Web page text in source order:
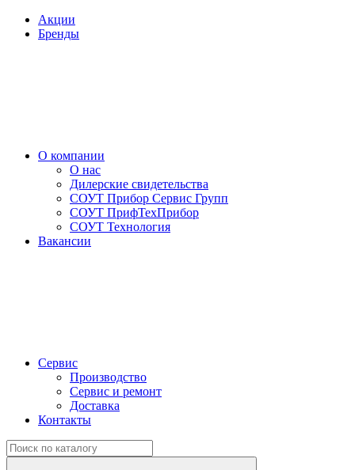
Акции
Бренды
О компании
О нас
Дилерские свидетельства
СОУТ Прибор Сервис Групп
СОУТ ПрифТехПрибор
СОУТ Технология
Вакансии
Сервис
Производство
Сервис и ремонт
Доставка
Контакты